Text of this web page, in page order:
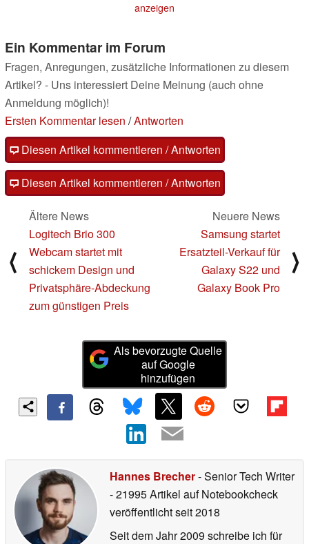
anzeigen
Ein Kommentar im Forum
Fragen, Anregungen, zusätzliche Informationen zu diesem
Artikel? - Uns interessiert Deine Meinung (auch ohne
Anmeldung möglich)!
Ersten Kommentar lesen /Antworten
Diesen Artikel kommentieren / Antworten
Diesen Artikel kommentieren / Antworten
⟨
Ältere News
Logitech Brio 300
Webcam startet mit
schickem Design und
Privatsphäre-Abdeckung
zum günstigen Preis
Neuere News
Samsung startet
Ersatzteil-Verkauf für
Galaxy S22 und
Galaxy Book Pro
⟩
Als bevorzugte Quelle
auf Google
hinzufügen
Hannes Brecher- Senior Tech Writer
- 21995 Artikel auf Notebookcheck
veröffentlichtseit 2018
Seit dem Jahr 2009 schreibe ich für